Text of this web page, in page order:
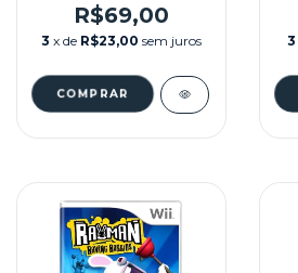
R$69,00
3 x de R$23,00 sem juros 3